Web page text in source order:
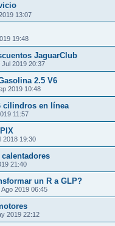
13:07
19:48
JaguarClub
Jul 2019 20:37
2.5 V6
2019 10:48
cilindros en línea
11:57
2018 19:30
21:40
un R a GLP?
Ago 2019 06:45
2019 22:12